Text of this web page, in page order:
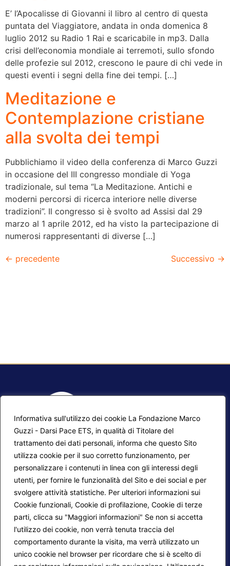
Informativa sull'utilizzo dei cookie La Fondazione Marco
Guzzi - Darsi Pace ETS, in qualità di Titolare del
trattamento dei dati personali, informa che questo Sito
utilizza cookie per il suo corretto funzionamento, per
personalizzare i contenuti in linea con gli interessi degli
utenti, per fornire le funzionalità del Sito e dei social e per
svolgere attività statistiche. Per ulteriori informazioni sui
Cookie funzionali, Cookie di profilazione, Cookie di terze
parti, clicca su "Maggiori informazioni" Se non si accetta
l'utilizzo dei cookie, non verrà tenuta traccia del
comportamento durante la visita, ma verrà utilizzato un
unico cookie nel browser per ricordare che si è scelto di
E’ l’Apocalisse di Giovanni il libro al centro di questa
puntata del Viaggiatore, andata in onda domenica 8
luglio 2012 su Radio 1 Rai e scaricabile in mp3. Dalla
crisi dell’economia mondiale ai terremoti, sullo sfondo
delle profezie sul 2012, crescono le paure di chi vede in
questi eventi i segni della fine dei tempi. […]
Meditazione e
Contemplazione cristiane
alla svolta dei tempi
Pubblichiamo il video della conferenza di Marco Guzzi
in occasione del III congresso mondiale di Yoga
tradizionale, sul tema “La Meditazione. Antichi e
moderni percorsi di ricerca interiore nelle diverse
tradizioni”. Il congresso si è svolto ad Assisi dal 29
marzo al 1 aprile 2012, ed ha visto la partecipazione di
numerosi rappresentanti di diverse […]
← precedente Successivo →
Mappa del sito
Progetti Darsi Pace
Login redattori
Contatti
Calendario corsi
Privacy Policy
Cookie Policy
Seguici su: